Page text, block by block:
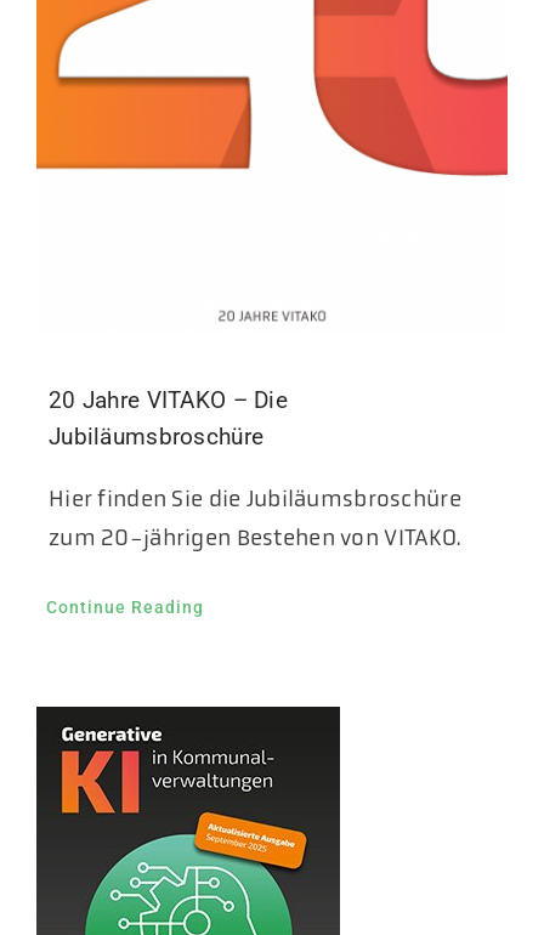
20 Jahre VITAKO – Die
Jubiläumsbroschüre
Hier finden Sie die Jubiläumsbroschüre
zum 20-jährigen Bestehen von VITAKO.
Continue Reading